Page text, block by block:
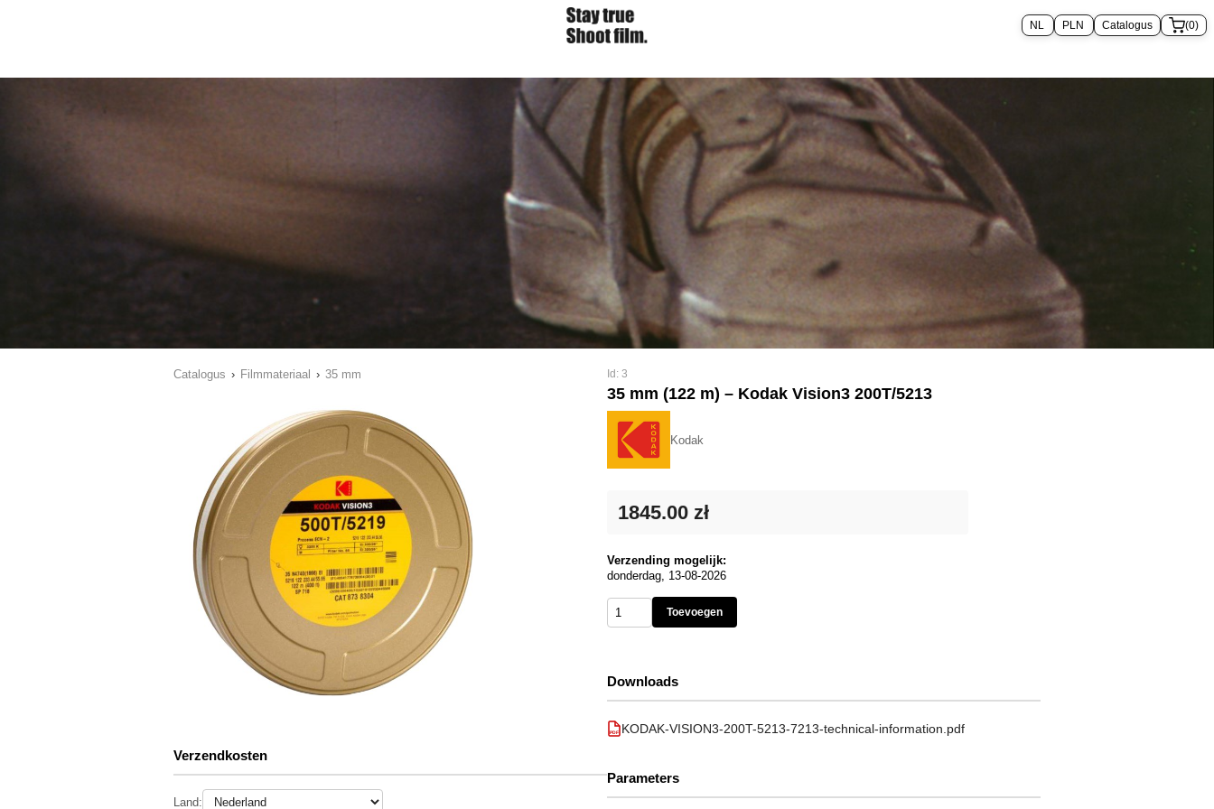
Catalogus (0)
Catalogus › Filmmateriaal › 35 mm
Verzendkosten
Land:
Id: 3
35 mm (122 m) – Kodak Vision3 200T/5213
Kodak
1845.00 zł
Verzending mogelijk:
donderdag, 13-08-2026
Toevoegen
Downloads
PDF KODAK-VISION3-200T-5213-7213-technical-information.pdf
Parameters